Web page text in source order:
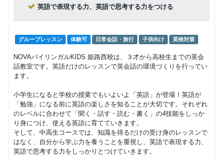
Class2c,2b,2a
9,500
英語で表現する力、英語で思考する力をつける
グループレッスン 体験可 日常会話・旅行 子供向け 英検対策
NOVAバイリンガルKIDS 姫路西校は、３才から高校生までの英会
話教室です。英語だけのレッスンで英会話の環境づくりを行ってい
ます。
小学生になると学校の授業でもいよいよ「英語」が登場！英語が
「勉強」になる前に英語の楽しさを知ることが大切です。それぞれ
のレベルに合わせて「聞く・話す・読む・書く」の4技能をしっか
り身につけ、使える英語に育てていきます。
そして、中高生コースでは、知識を得るだけの受け身のレッスンで
はなく、自分から学ぶ力を養うことを重視し、英語で表現する力、
英語で思考する力をしっかりとつけていきます。